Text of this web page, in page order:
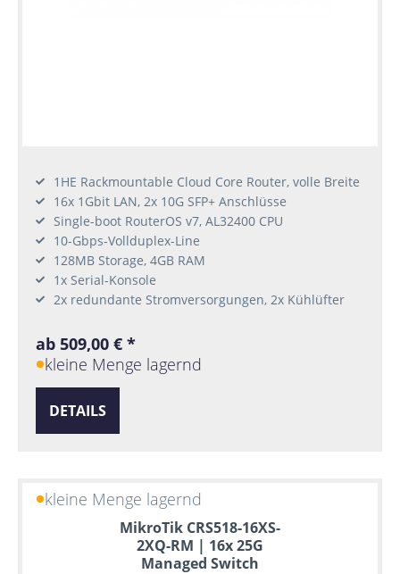
1HE Rackmountable Cloud Core Router, volle Breite
16x 1Gbit LAN, 2x 10G SFP+ Anschlüsse
Single-boot RouterOS v7, AL32400 CPU
10-Gbps-Vollduplex-Line
128MB Storage, 4GB RAM
1x Serial-Konsole
2x redundante Stromversorgungen, 2x Kühlüfter
ab 509,00 € *
kleine Menge lagernd
DETAILS
kleine Menge lagernd
MikroTik CRS518-16XS-
2XQ-RM | 16x 25G
Managed Switch